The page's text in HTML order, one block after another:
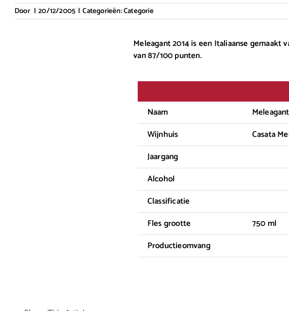
Door | 20/12/2005 | Categorieën:Categorie
Meleagant 2014 is een Italiaanse
van 87/100 punten.
Naam
Wijnhuis
Casata
Jaargang
Alcohol
Classificatie
Fles grootte
750 ml
Productieomvang